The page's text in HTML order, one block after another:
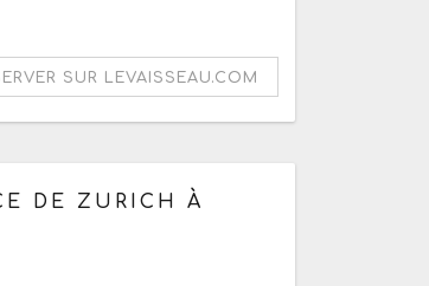
SUR LEVAISSEAU.COM
de 10h à 19h
DE ZURICH À